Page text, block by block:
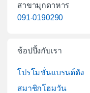
สาขามุกดาหาร
091-0190290
ช้อปปิ้งกับเรา
โปรโมชั่นแบรนด์ดัง
สมาชิกโฮมวัน